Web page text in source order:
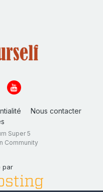
Nous contacter
Super 5
Community
par